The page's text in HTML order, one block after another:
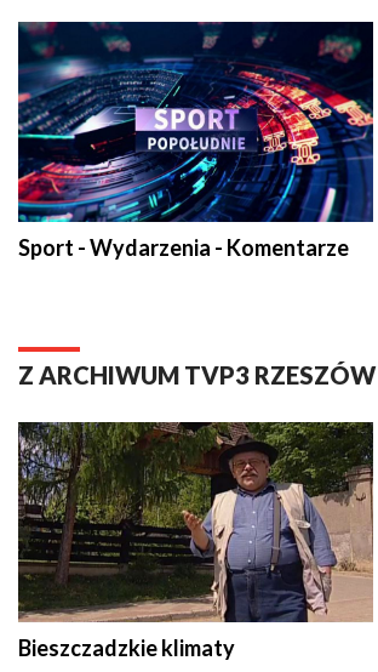
Sport - Wydarzenia - Komentarze
Z ARCHIWUM TVP3 RZESZÓW
Bieszczadzkie klimaty